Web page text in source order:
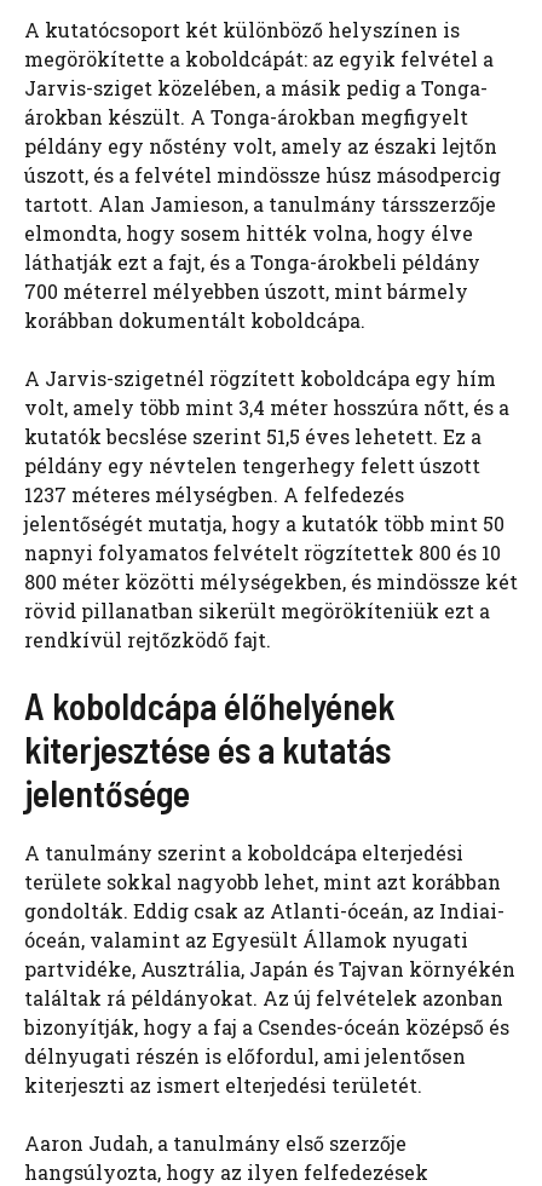
A kutatócsoport két különböző helyszínen is
megörökítette a koboldcápát: az egyik felvétel a
Jarvis-sziget közelében, a másik pedig a Tonga-
árokban készült. A Tonga-árokban megfigyelt
példány egy nőstény volt, amely az északi lejtőn
úszott, és a felvétel mindössze húsz másodpercig
tartott. Alan Jamieson, a tanulmány társszerzője
elmondta, hogy sosem hitték volna, hogy élve
láthatják ezt a fajt, és a Tonga-árokbeli példány
700 méterrel mélyebben úszott, mint bármely
korábban dokumentált koboldcápa.
A Jarvis-szigetnél rögzített koboldcápa egy hím
volt, amely több mint 3,4 méter hosszúra nőtt, és a
kutatók becslése szerint 51,5 éves lehetett. Ez a
példány egy névtelen tengerhegy felett úszott
1237 méteres mélységben. A felfedezés
jelentőségét mutatja, hogy a kutatók több mint 50
napnyi folyamatos felvételt rögzítettek 800 és 10
800 méter közötti mélységekben, és mindössze két
rövid pillanatban sikerült megörökíteniük ezt a
rendkívül rejtőzködő fajt.
A koboldcápa élőhelyének
kiterjesztése és a kutatás
jelentősége
A tanulmány szerint a koboldcápa elterjedési
területe sokkal nagyobb lehet, mint azt korábban
gondolták. Eddig csak az Atlanti-óceán, az Indiai-
óceán, valamint az Egyesült Államok nyugati
partvidéke, Ausztrália, Japán és Tajvan környékén
találtak rá példányokat. Az új felvételek azonban
bizonyítják, hogy a faj a Csendes-óceán középső és
délnyugati részén is előfordul, ami jelentősen
kiterjeszti az ismert elterjedési területét.
Aaron Judah, a tanulmány első szerzője
hangsúlyozta, hogy az ilyen felfedezések